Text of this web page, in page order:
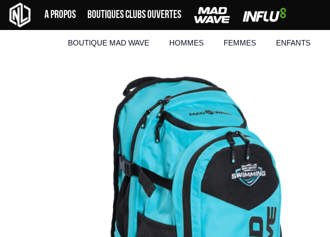
Skip
content
A PROPOS BOUTIQUES CLUBS OUVERTES
BOUTIQUE MAD WAVE HOMMES FEMMES ENFANTS